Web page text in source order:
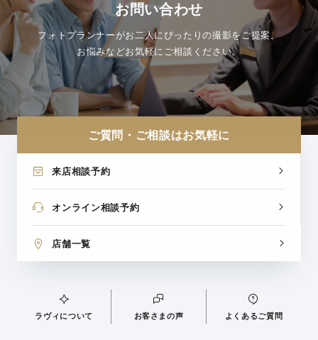
お問い合わせ
フォトプランナーがお二人にぴったりの撮影をご提案。
お悩みなどお気軽にご相談ください。
ご質問・ご相談はお気軽に
来店相談予約
オンライン相談予約
店舗一覧
ラヴィについて お客さまの声 よくあるご質問